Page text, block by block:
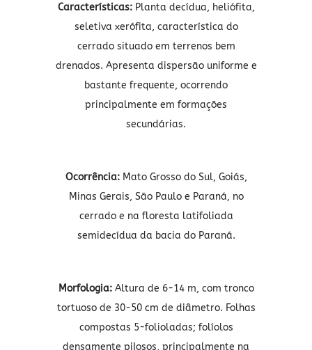
Características: Planta decídua, heliófita,
seletiva xerófita, característica do
cerrado situado em terrenos bem
drenados. Apresenta dispersão uniforme e
bastante frequente, ocorrendo
principalmente em formações
secundárias.
Ocorrência:Mato Grosso do Sul, Goiás,
Minas Gerais, São Paulo e Paraná, no
cerrado e na floresta latifoliada
semidecídua da bacia do Paraná.
Morfologia: Altura de 6-14 m, com tronco
tortuoso de 30-50 cm de diâmetro. Folhas
compostas 5-folioladas; folíolos
densamente piIosos, principalmente na